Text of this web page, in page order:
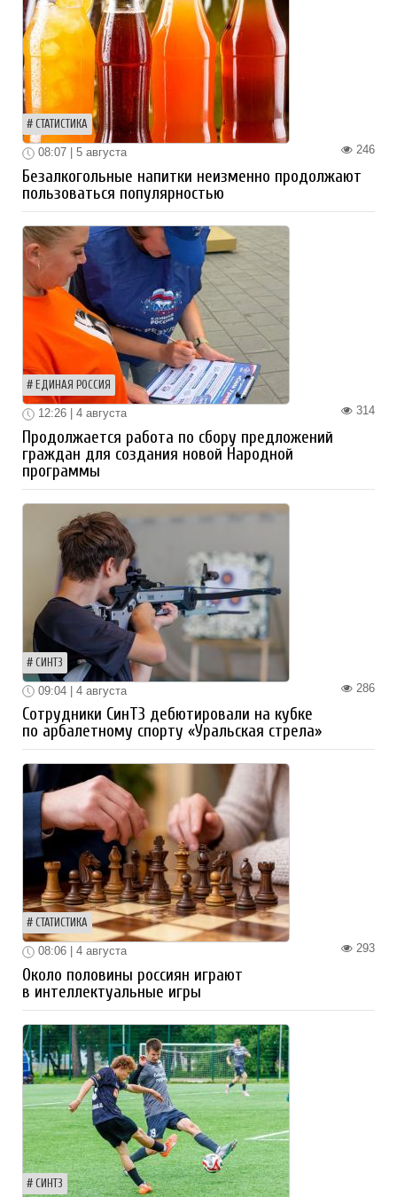
СТАТИСТИКА
246
08:07 | 5 августа
Безалкогольные напитки неизменно продолжают
пользоваться популярностью
ЕДИНАЯ РОССИЯ
314
12:26 | 4 августа
Продолжается работа по сбору предложений
граждан для создания новой Народной
программы
СИНТЗ
286
09:04 | 4 августа
Сотрудники СинТЗ дебютировали на кубке
по арбалетному спорту «Уральская стрела»
СТАТИСТИКА
293
08:06 | 4 августа
Около половины россиян играют
в интеллектуальные игры
СИНТЗ